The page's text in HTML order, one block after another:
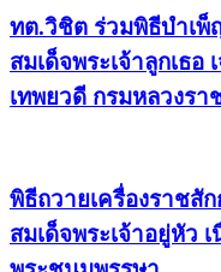
ทต.วิชิต ร่วมพิธีบำเพ็
สมเด็จพระเจ้าลูกเธ
เทพยวดี กรมหลวงร
พิธีถวายเครื่องราชสั
สมเด็จพระเจ้าอยู่หัว